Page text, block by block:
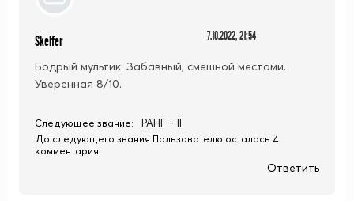
Skelfer 7.10.2022, 21:54
Бодрый мультик. Забавный, смешной местами.
Уверенная 8/10.
Следующее звание: РАНГ - II
До следующего звания Пользователю осталось 4
комментария
Ответить